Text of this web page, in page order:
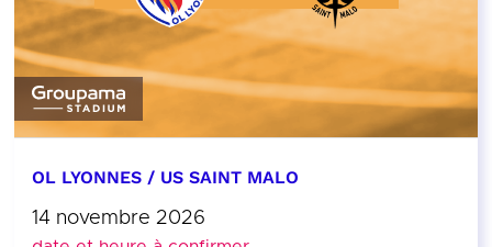
OL LYONNES / US SAINT MALO
14 novembre 2026